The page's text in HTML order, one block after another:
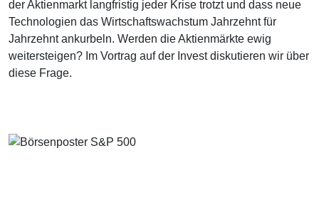
der Aktienmarkt langfristig jeder Krise trotzt und dass neue
Technologien das Wirtschaftswachstum Jahrzehnt für
Jahrzehnt ankurbeln. Werden die Aktienmärkte ewig
weitersteigen? Im Vortrag auf der Invest diskutieren wir über
diese Frage.